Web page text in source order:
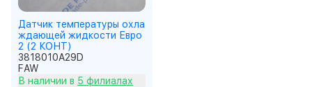
Датчик температуры охла
ждающей жидкости Евро
2 (2 КОНТ)
3818010A29D
FAW
В наличии в 5 филиалах